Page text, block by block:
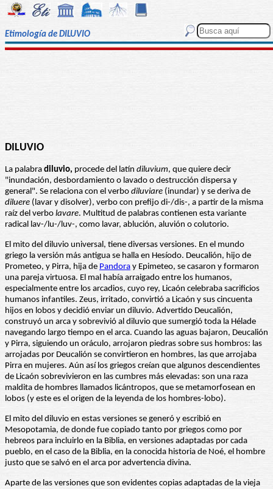
Etimología de DILUVIO
DILUVIO
La palabra diluvio, procede del latín diluvium, que quiere decir
"inundación, desbordamiento o lavado o destrucción dispersa y
general". Se relaciona con el verbo diluviare (inundar) y se deriva de
diluere (lavar y disolver), verbo con prefijo di-/dis-, a partir de la misma
raíz del verbo lavare. Multitud de palabras contienen esta variante
radical lav-/lu-/luv-, como lavar, ablución, aluvión o colutorio.
El mito del diluvio universal, tiene diversas versiones. En el mundo
griego la versión más antigua se halla en Hesíodo. Deucalión, hijo de
Prometeo, y Pirra, hija de Pandora y Epimeteo, se casaron y formaron
una pareja virtuosa. El mal había arraigado entre los humanos,
especialmente entre los arcadios, cuyo rey, Licaón celebraba sacrificios
humanos infantiles. Zeus, irritado, convirtió a Licaón y sus cincuenta
hijos en lobos y decidió enviar un diluvio. Advertido Deucalión,
construyó un arca y sobrevivió al diluvio que sumergió toda la Hélade
navegando largo tiempo en el arca. Cuando las aguas bajaron, Deucalión
y Pirra, siguiendo un oráculo, arrojaron piedras sobre sus hombros: las
arrojadas por Deucalión se convirtieron en hombres, las que arrojaba
Pirra en mujeres. Aún así los griegos creían que algunos descendientes
de Licaón sobrevivieron en las cumbres más elevadas: son una raza
maldita de hombres llamados licántropos, que se metamorfosean en
lobos (y este es el origen de la leyenda de los hombres-lobo).
El mito del diluvio en estas versiones se generó y escribió en
Mesopotamia, de donde fue copiado tanto por griegos como por
hebreos para incluirlo en la Biblia, en versiones adaptadas por cada
pueblo, en el caso de la Biblia, en la conocida historia de Noé, el hombre
justo que se salvó en el arca por advertencia divina.
Aparte de las versiones que son evidentes copias adaptadas de la vieja